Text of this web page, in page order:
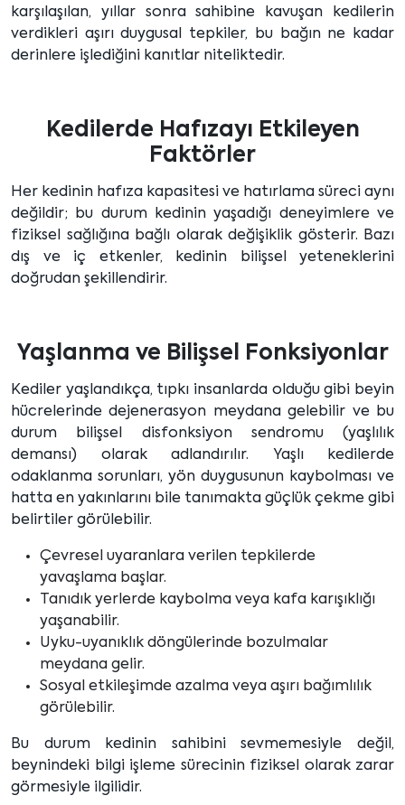
karşılaşılan, yıllar sonra sahibine kavuşan kedilerin
verdikleri aşırı duygusal tepkiler, bu bağın ne kadar
derinlere işlediğini kanıtlar niteliktedir.
Kedilerde Hafızayı Etkileyen
Faktörler
Her kedinin hafıza kapasitesi ve hatırlama süreci aynı
değildir; bu durum kedinin yaşadığı deneyimlere ve
fiziksel sağlığına bağlı olarak değişiklik gösterir. Bazı
dış ve iç etkenler, kedinin bilişsel yeteneklerini
doğrudan şekillendirir.
Yaşlanma ve Bilişsel Fonksiyonlar
Kediler yaşlandıkça, tıpkı insanlarda olduğu gibi beyin
hücrelerinde dejenerasyon meydana gelebilir ve bu
durum bilişsel disfonksiyon sendromu (yaşlılık
demansı) olarak adlandırılır. Yaşlı kedilerde
odaklanma sorunları, yön duygusunun kaybolması ve
hatta en yakınlarını bile tanımakta güçlük çekme gibi
belirtiler görülebilir.
Çevresel uyaranlara verilen tepkilerde
yavaşlama başlar.
Tanıdık yerlerde kaybolma veya kafa karışıklığı
yaşanabilir.
Uyku-uyanıklık döngülerinde bozulmalar
meydana gelir.
Sosyal etkileşimde azalma veya aşırı bağımlılık
görülebilir.
Bu durum kedinin sahibini sevmemesiyle değil,
beynindeki bilgi işleme sürecinin fiziksel olarak zarar
görmesiyle ilgilidir.